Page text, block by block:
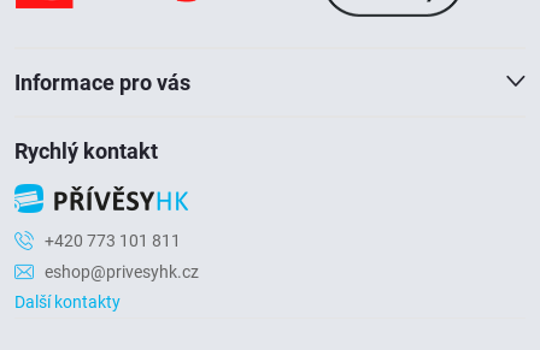
Informace pro vás
Rychlý kontakt
+420 773 101 811
eshop@privesyhk.cz
Další kontakty